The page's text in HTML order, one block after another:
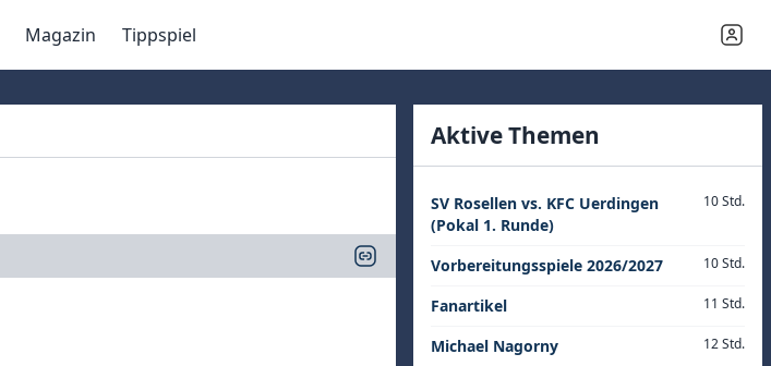
Magazin Tippspiel
Aktive Themen
SV Rosellen vs. KFC Uerdingen
(Pokal 1. Runde)
10 Std.
Vorbereitungsspiele 2026/2027 10 Std.
Fanartikel 11 Std.
Michael Nagorny 12 Std.